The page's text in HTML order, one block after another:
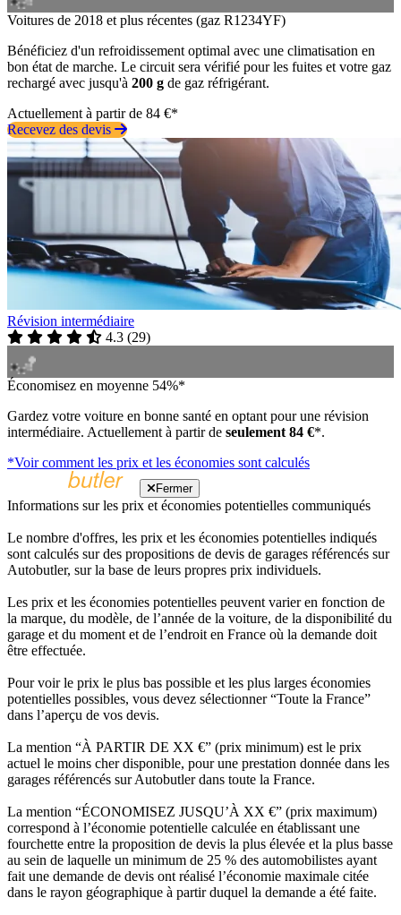
Voitures de 2018 et plus récentes (gaz R1234YF)
Bénéficiez d'un refroidissement optimal avec une climatisation en
bon état de marche. Le circuit sera vérifié pour les fuites et votre gaz
rechargé avec jusqu'à 200 g de gaz réfrigérant.
Actuellement à partir de 84 €*
Recevez des devis
Révision intermédiaire
4.3 (29)
Économisez en moyenne 54%*
Gardez votre voiture en bonne santé en optant pour une révision
intermédiaire. Actuellement à partir de seulement 84 €*.
*Voir comment les prix et les économies sont calculés
Fermer
Informations sur les prix et économies potentielles communiqués
Le nombre d'offres, les prix et les économies potentielles indiqués
sont calculés sur des propositions de devis de garages référencés sur
Autobutler, sur la base de leurs propres prix individuels.
Les prix et les économies potentielles peuvent varier en fonction de
la marque, du modèle, de l’année de la voiture, de la disponibilité du
garage et du moment et de l’endroit en France où la demande doit
être effectuée.
Pour voir le prix le plus bas possible et les plus larges économies
potentielles possibles, vous devez sélectionner “Toute la France”
dans l’aperçu de vos devis.
La mention “À PARTIR DE XX €” (prix minimum) est le prix
actuel le moins cher disponible, pour une prestation donnée dans les
garages référencés sur Autobutler dans toute la France.
La mention “ÉCONOMISEZ JUSQU’À XX €” (prix maximum)
correspond à l’économie potentielle calculée en établissant une
fourchette entre la proposition de devis la plus élevée et la plus basse
au sein de laquelle un minimum de 25 % des automobilistes ayant
fait une demande de devis ont réalisé l’économie maximale citée
dans le rayon géographique à partir duquel la demande a été faite.